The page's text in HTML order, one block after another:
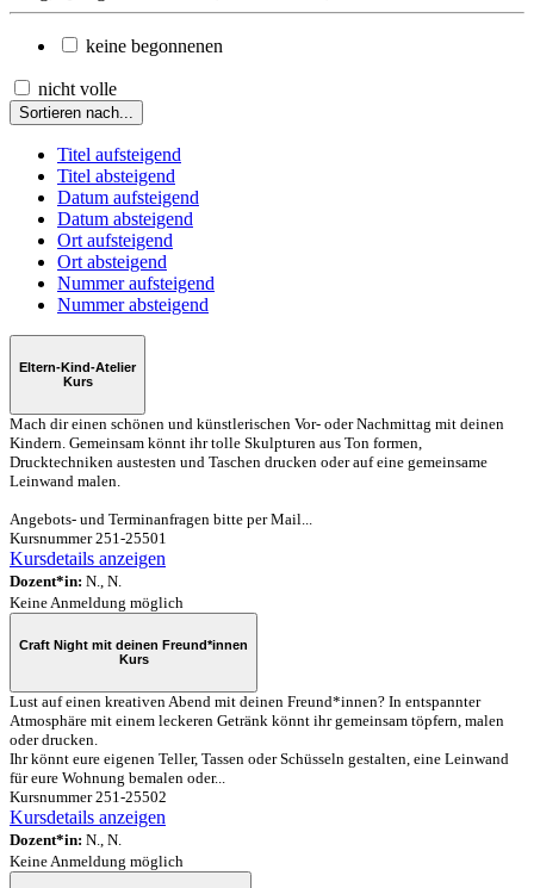
keine begonnenen
nicht volle
Sortieren nach...
Titel aufsteigend
Titel absteigend
Datum aufsteigend
Datum absteigend
Ort aufsteigend
Ort absteigend
Nummer aufsteigend
Nummer absteigend
Eltern-Kind-Atelier
Kurs
Mach dir einen schönen und künstlerischen Vor- oder Nachmittag mit deinen
Kindern. Gemeinsam könnt ihr tolle Skulpturen aus Ton formen,
Drucktechniken austesten und Taschen drucken oder auf eine gemeinsame
Leinwand malen.
Angebots- und Terminanfragen bitte per Mail...
Kursnummer 251-25501
Kursdetails anzeigen
Dozent*in: N., N.
Keine Anmeldung möglich
Craft Night mit deinen Freund*innen
Kurs
Lust auf einen kreativen Abend mit deinen Freund*innen? In entspannter
Atmosphäre mit einem leckeren Getränk könnt ihr gemeinsam töpfern, malen
oder drucken.
Ihr könnt eure eigenen Teller, Tassen oder Schüsseln gestalten, eine Leinwand
für eure Wohnung bemalen oder...
Kursnummer 251-25502
Kursdetails anzeigen
Dozent*in: N., N.
Keine Anmeldung möglich